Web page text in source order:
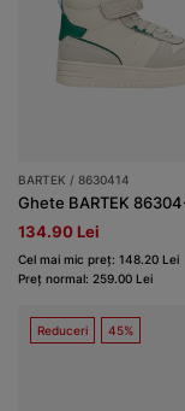
BARTEK / 8630414
134.90 Lei
Cel mai mic preț: 148.20 Lei
Preț normal: 259.00 Lei
Reduceri 45%